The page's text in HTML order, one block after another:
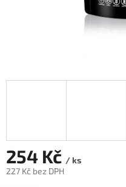
254 Kč / ks
227 Kč bez DPH